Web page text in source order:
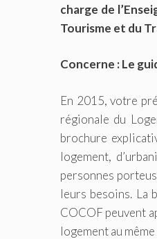
charge de
Tourisme et du
Concerne : Le
En 2015, votre
régionale du
brochure
logement,
personnes
leurs besoins. La
COCOF peuvent
logement au